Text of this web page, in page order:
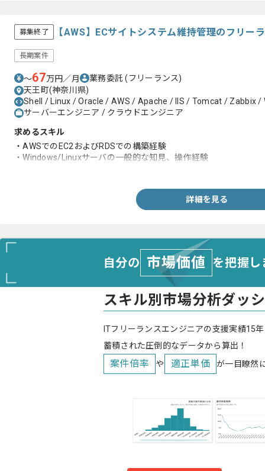
募集終了 【AWS】ECサイトシステム維持管理のフリー
長期案件
〜67万円／月 業務委託(フリーランス)
天王町(神奈川県)
Shell / Linux / Oracle / AWS / Apache / IIS / Tomcat / Zabbix /
サーバーエンジニア / クラウドエンジニア
求めるスキル
・AWSでのEC2およびRDSでの構築経験
・Windows/Linuxサーバの一般的な知見、操作経験
詳細を見る
自分の 市場価値 を把握
スキル別市場分析ダッ
ITフリーランスエンジニアの支援実績15
蓄積された圧倒的なデータから算出！
案件倍率 や 適正単価 が一目瞭然